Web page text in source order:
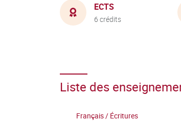
ECTS
6 crédits
Liste des
Français / Écritures